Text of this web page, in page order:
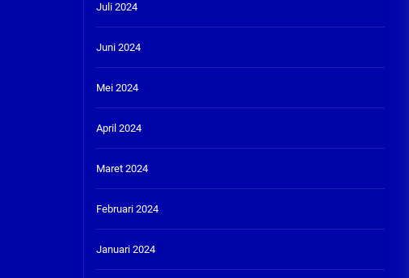
Juli 2024
Juni 2024
Mei 2024
April 2024
Maret 2024
Februari 2024
Januari 2024